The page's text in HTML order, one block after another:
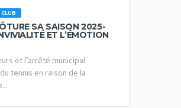
CLUB
SA SAISON 2025-
ET L’ÉMOTION
et l’arrêté municipal
tennis en raison de la